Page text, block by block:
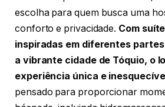
escolha para quem busca uma
conforto e privacidade. Com
inspiradas em diferentes
a vibrante cidade de Tóquio, o
experiência única e
pensado para proporcionar